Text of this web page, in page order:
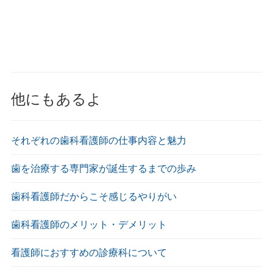
他にもあるよ
それぞれの歯科看護師の仕事内容と魅力
歯を治療する専門家が誕生するまでの歩み
歯科看護師だからこそ感じるやりがい
歯科看護師のメリット・デメリット
看護師におすすめの診療科について